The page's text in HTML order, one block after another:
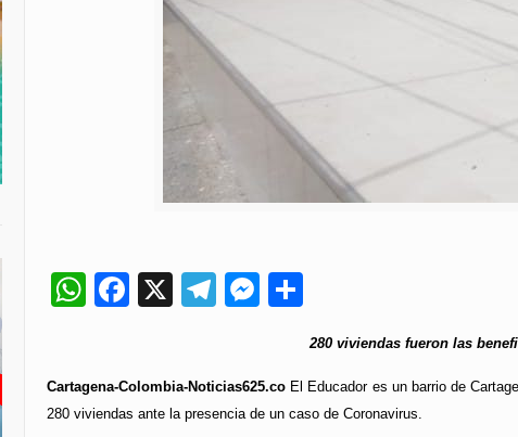
WhatsApp
Facebook
X Telegram
Messenger
280 viviendas fueron las
Cartagena-Colombia-Noticias625.coEl Educador es un barrio de
280 viviendas ante la presencia de un caso de Coronavirus.